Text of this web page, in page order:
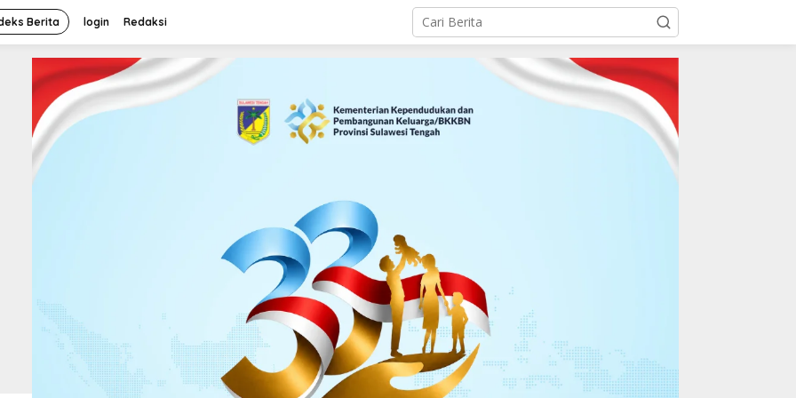
Berita login Redaksi